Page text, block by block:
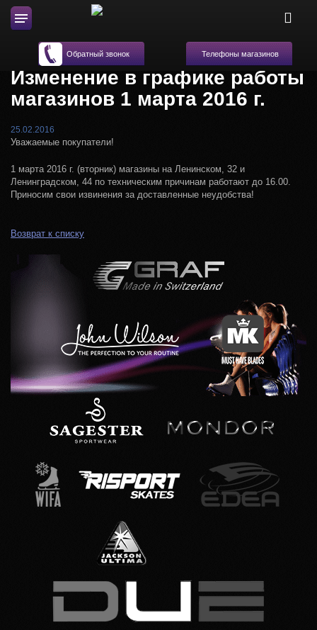
Обратный звонок Телефоны магазинов
Изменение в графике работы
магазинов 1 марта 2016 г.
25.02.2016
Уважаемые покупатели!
1 марта 2016 г. (вторник) магазины на Ленинском, 32 и
Ленинградском, 44 по техническим причинам работают до 16.00.
Приносим свои извинения за доставленные неудобства!
Возврат к списку